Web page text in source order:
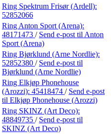
Ring Spektrum Frisør (Ardell):
52852066
Ring Anton Sport (Arena):
48171473 / Send e-post til Anton
Sport (Arena)
Ring Bjørklund (Arne Nordlie):
52852380 / Send e-post til
Bjørklund (Arne Nordlie)
Ring Elkjøp Phonehouse
(Arozzi): 45418474 / Send e-post
til Elkjøp Phonehouse (Arozzi)
Ring SKINZ (Art Deco):
48849735 / Send e-post til
SKINZ (Art Deco)